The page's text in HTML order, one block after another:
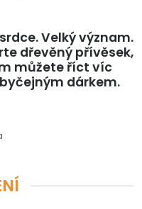
Velký význam.
dřevěný přívěsek,
můžete říct víc
dárkem.